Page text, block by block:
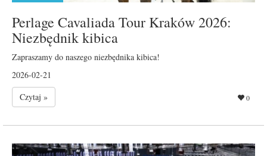
Perlage Cavaliada Tour Kraków 2026:
Niezbędnik kibica
Zapraszamy do naszego niezbędnika kibica!
2026-02-21
Czytaj »
0